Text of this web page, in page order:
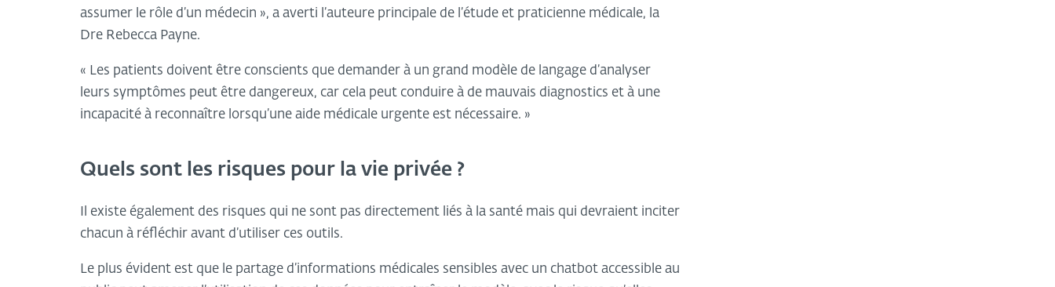
assumer le rôle d’un médecin », a averti l’auteure principale de l’étude et praticienne médicale, la
Dre Rebecca Payne.
« Les patients doivent être conscients que demander à un grand modèle de langage d’analyser
leurs symptômes peut être dangereux, car cela peut conduire à de mauvais diagnostics et à une
incapacité à reconnaître lorsqu’une aide médicale urgente est nécessaire. »
Quels sont les risques pour la vie privée ?
Il existe également des risques qui ne sont pas directement liés à la santé mais qui devraient inciter
chacun à réfléchir avant d’utiliser ces outils.
Le plus évident est que le partage d’informations médicales sensibles avec un chatbot accessible au